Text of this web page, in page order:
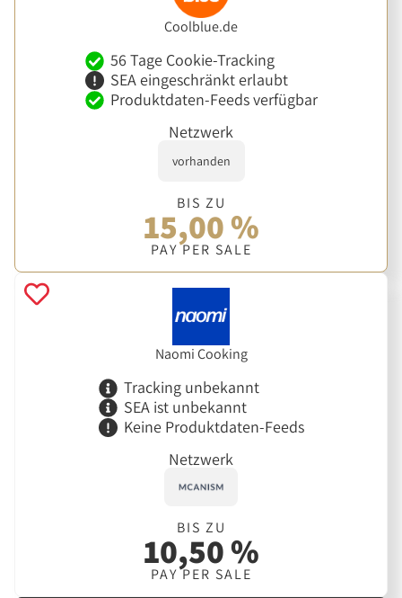
Coolblue.de
56 Tage Cookie-Tracking
SEA eingeschränkt erlaubt
Produktdaten-Feeds verfügbar
Netzwerk
vorhanden
BIS ZU
15,00 %
PAY PER SALE
Naomi Cooking
Tracking unbekannt
SEA ist unbekannt
Keine Produktdaten-Feeds
Netzwerk
BIS ZU
10,50 %
PAY PER SALE